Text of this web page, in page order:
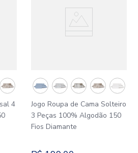
4
Jogo Roupa de Cama Solteiro
3 Peças 100% Algodão 150
Fios Diamante